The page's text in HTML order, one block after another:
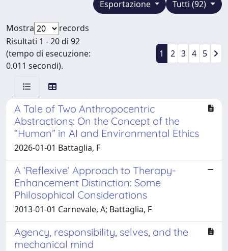
Tutti (92)
Esportazione
Mostra
records
Risultati 1 - 20 di 92
(tempo di esecuzione:
0.011 secondi).
1 2 3 4 5
A Tale of Two Anthropocentric
Abstractions: On the Concept of the
“Human” in AI and Environmental Ethics
2026-01-01 Battaglia, F
A ‘Reflexive’ Approach to Therapy-
Enhancement Distinction: Some
Philosophical Considerations
2013-01-01 Carnevale, A; Battaglia, F
Agency, responsibility, selves, and the
mechanical mind